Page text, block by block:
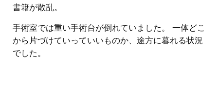
書籍が散乱。
手術室では重い手術台が倒れていました。 一体どこ
から片づけていっていいものか、途方に暮れる状況
でした。